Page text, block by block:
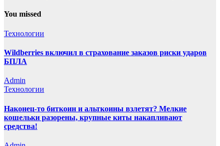
You missed
Технологии
Wildberries включил в страхование заказов риски ударов
БПЛА
Admin
Технологии
Наконец-то биткоин и альткоины взлетят? Мелкие
кошельки разорены, крупные киты накапливают
средства!